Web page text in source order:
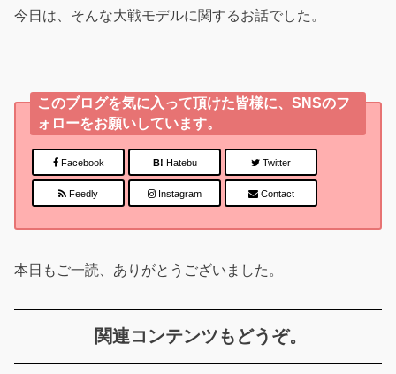
今日は、そんな大戦モデルに関するお話でした。
このブログを気に入って頂けた皆様に、SNSのフ
ォローをお願いしています。
Facebook B! Hatebu Twitter
Feedly Instagram Contact
本日もご一読、ありがとうございました。
関連コンテンツもどうぞ。